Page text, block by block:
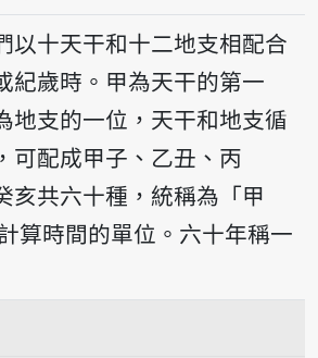
播放音讀kah-tsí
以十天干和十二地支相配合
紀歲時。甲為天干的第一
地支的一位，天干和地支循
可配成甲子、乙丑、丙
共六十種，統稱為「甲
算時間的單位。六十年稱一